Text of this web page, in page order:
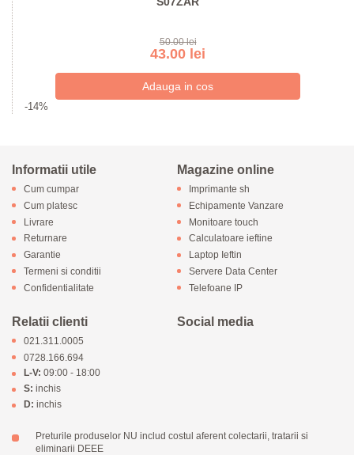
50.00 lei
43.00 lei
-14%
Informatii utile
Cum cumpar
Cum platesc
Livrare
Returnare
Garantie
Termeni si conditii
Confidentialitate
Magazine online
Imprimante sh
Echipamente Vanzare
Monitoare touch
Calculatoare ieftine
Laptop Ieftin
Servere Data Center
Telefoane IP
Relatii clienti
021.311.0005
0728.166.694
L-V: 09:00 - 18:00
S: inchis
D: inchis
Social media
Preturile produselor NU includ costul aferent colectarii, tratarii si
eliminarii DEEE